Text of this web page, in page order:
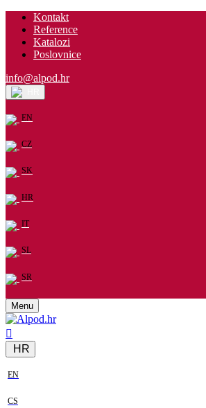
Kontakt
Reference
Katalozi
Poslovnice
info@alpod.hr
EN
CZ
SK
HR
IT
SL
SR
Menu
HR
EN
CS